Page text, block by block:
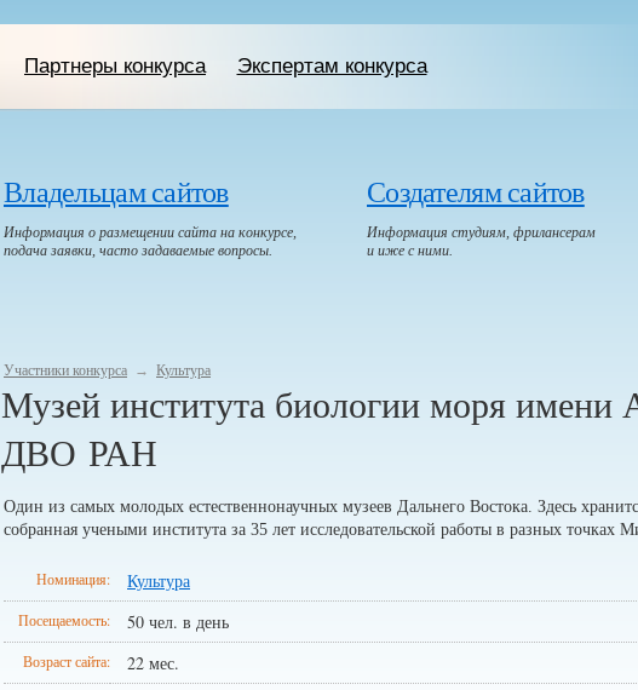
Партнеры конкурса Экспертам конкурса
Владельцам сайтов
Информация о размещении сайта на конкурсе,
подача заявки, часто задаваемые вопросы.
Создателям сайтов
Информация студиям, фрилансерам
и иже с ними.
Участники конкурса → Культура
Музей института биологии моря
ДВО РАН
Один из самых молодых ес­тест­вен­но­на­уч­ных музеев Дальнего Востока. Здесь
собранная учеными института за 35 лет исс­ле­дова­тель­ской работы в разных точках
Номинация: Культура
Посещаемость: 50 чел. в день
Возраст сайта: 22 мес.